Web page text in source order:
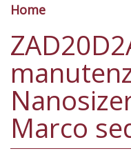
Tu sei qui
Home
Marco